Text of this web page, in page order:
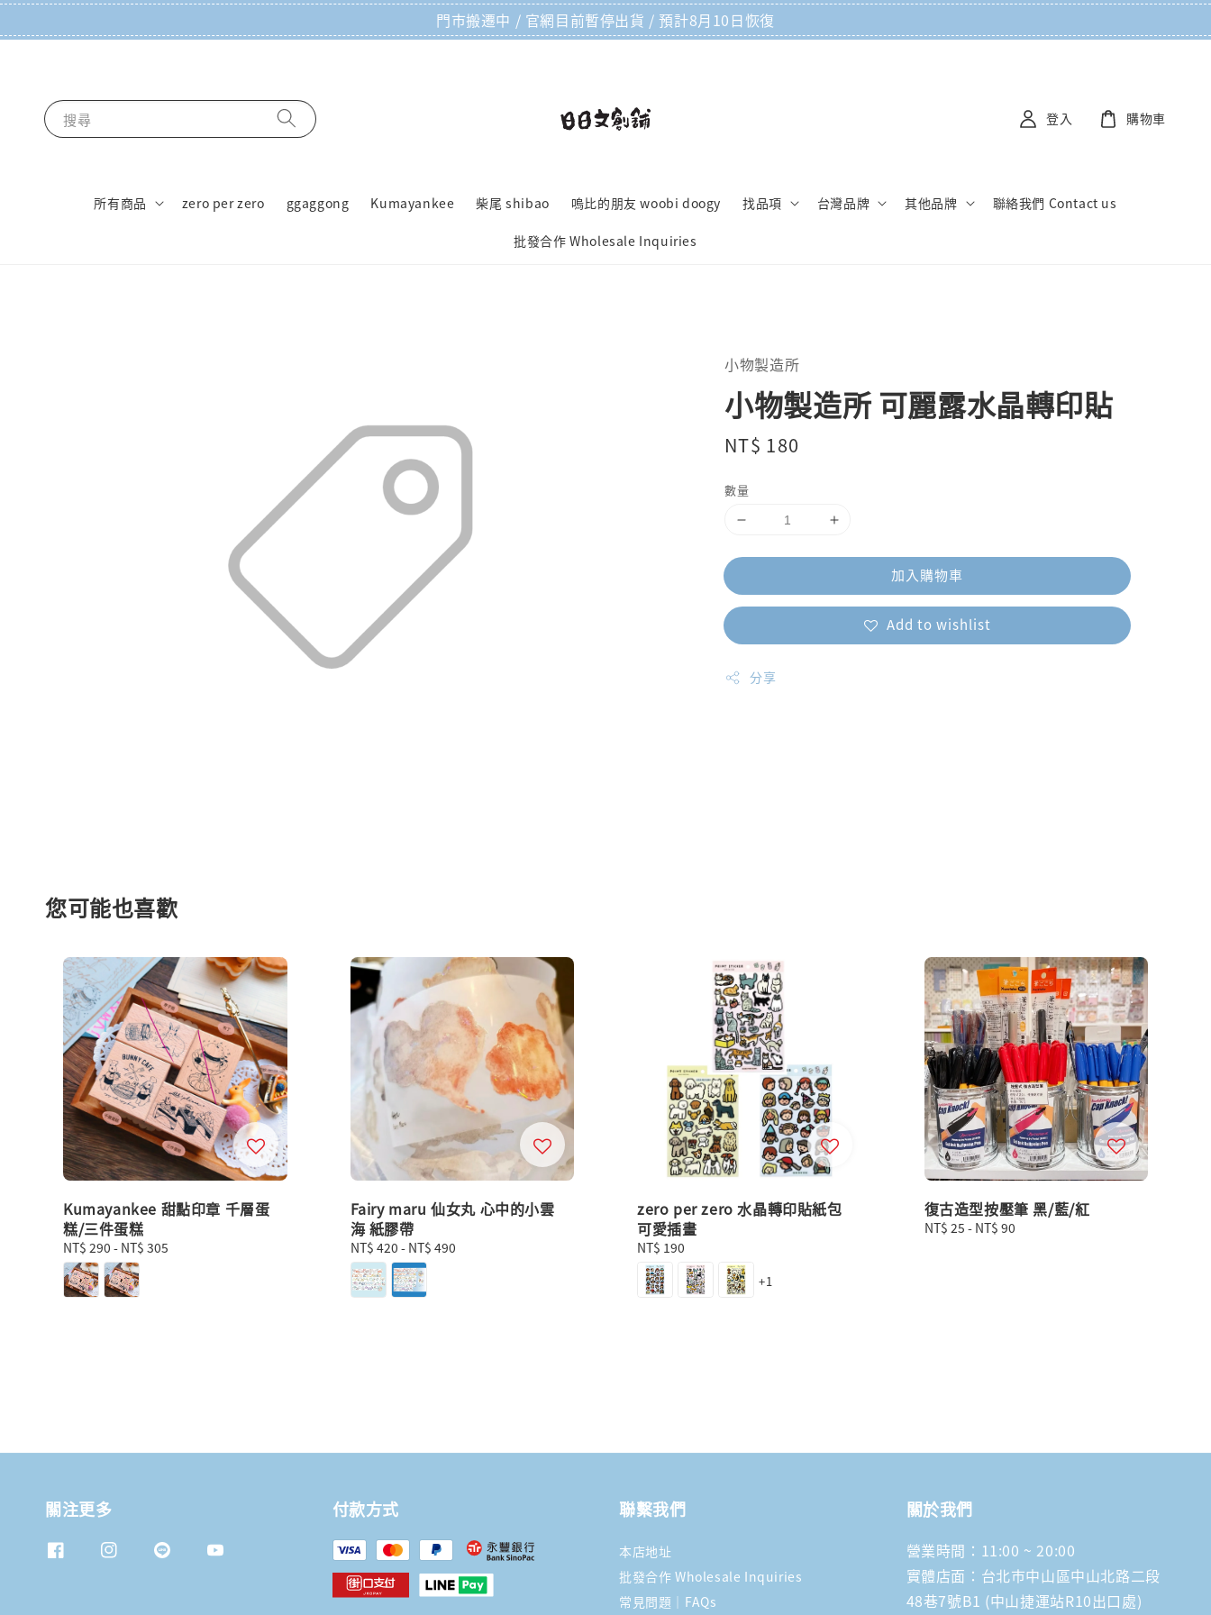
門市搬遷中 / 官網目前暫停出貨 / 預計8月10日恢復
搜尋
所有商品 zero per zero ggaggong Kumayankee 柴尾 shibao 嗚比的朋友 woobi doogy 找品項 台灣品牌 其他品牌 聯絡我們 Contact us
批發合作 Wholesale Inquiries
登入 購物車
小物製造所
小物製造所 可麗露水晶轉印貼
Regular
NT$ 180
數量
加入購物車
Add to wishlist
分享
您可能也喜歡
Kumayankee 甜點印章 千層蛋
糕/三件蛋糕
Regular
price
NT$ 290 - NT$ 305
Fairy maru 仙女丸 心中的小雲
海 紙膠帶
Regular
price
NT$ 420 - NT$ 490
zero per zero 水晶轉印貼紙包
可愛插畫
Regular
price
NT$ 190
+1
復古造型按壓筆 黑/藍/紅
Regular
NT$ 25 - NT$ 90
關注更多 付款方式 聯繫我們
本店地址
批發合作 Wholesale Inquiries
常見問題｜FAQs
關於我們
營業時間：11:00 ~ 20:00
實體店面：台北市中山區中山北路二段
48巷7號B1 (中山捷運站R10出口處)